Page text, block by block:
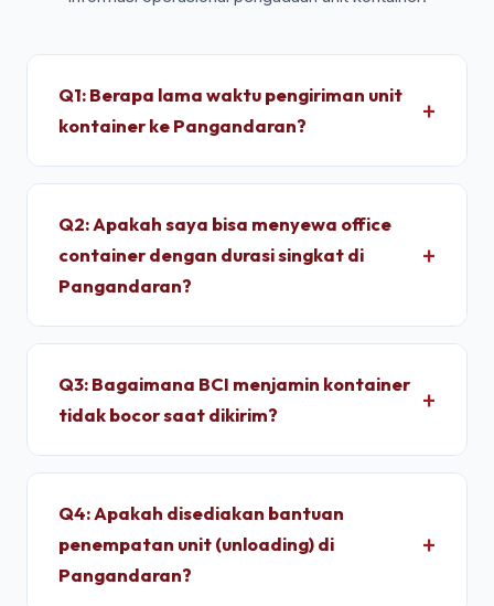
Q1: Berapa lama waktu pengiriman unit
kontainer ke Pangandaran?
Untuk wilayah Pangandaran, pengiriman standar
setelah proses administrasi selesai. Unit
dimobilisasi menggunakan armada truk trailer
langsung dari depo terpusat kami.
Q2: Apakah saya bisa menyewa office
container dengan durasi singkat di
Pangandaran?
Ya, kami melayani penyewaan bulanan dengan
progresif yang lebih ekonomis jika Anda
hingga jangka panjang.
Q3: Bagaimana BCI menjamin kontainer
tidak bocor saat dikirim?
Setiap unit di depo kami wajib melalui pengujian
air bertekanan tinggi untuk memastikan dinding
panel baja corten dan karet pelindung pintu 100%
kedap air sebelum pemuatan.
Q4: Apakah disediakan bantuan
penempatan unit (unloading) di
Pangandaran?